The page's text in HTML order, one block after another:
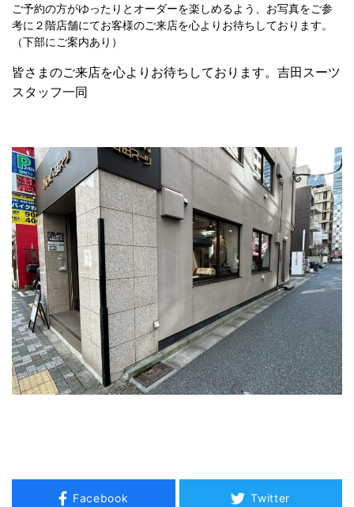
ご予約の方がゆったりとオーダーを楽しめるよう、お写真をご参
考に２階店舗にてお客様のご来店を心よりお待ちしております。
（下部にご案内あり）
皆さまのご来店を心よりお待ちしております。吉田スーツ
スタッフ一同
Facebook Twitter